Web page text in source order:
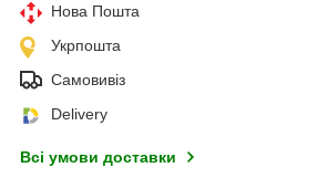
Нова Пошта
Укрпошта
Самовивіз
Delivery
Всі умови доставки